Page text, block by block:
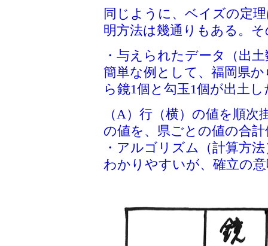
同じように、ベイズの定
明方法は幾通りもある。
・与えられたデータ（出
簡単な例として、福岡県
ら鏡1個と勾玉1個が出土
（A）行（横）の値を順
の値を、県ごとの値の合
・アルゴリズム（計算方
わかりやすいが、確立の